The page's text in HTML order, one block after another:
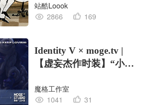
站酷Loook
2866
169
Identity V × moge.tv |
【虚妄杰作时装】“小女
魔格工作室
1041
31